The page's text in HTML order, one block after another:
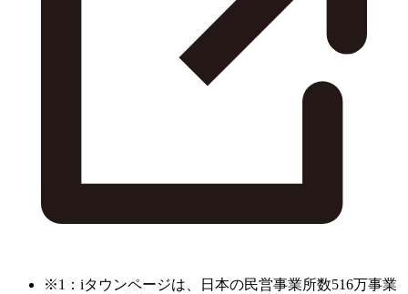
※1：iタウンページは、日本の民営事業所数516万事業